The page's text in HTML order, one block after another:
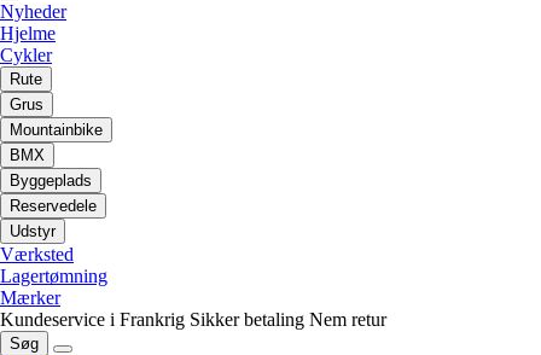
Nyheder
Hjelme
Cykler
Rute
Grus
Mountainbike
BMX
Byggeplads
Reservedele
Udstyr
Værksted
Lagertømning
Mærker
Kundeservice i Frankrig Sikker betaling Nem retur
Søg